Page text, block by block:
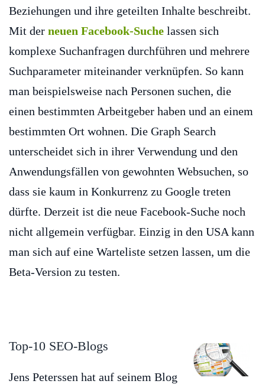
Beziehungen und ihre geteilten Inhalte beschreibt.
Mit der neuen Facebook-Suche lassen sich
komplexe Suchanfragen durchführen und mehrere
Suchparameter miteinander verknüpfen. So kann
man beispielsweise nach Personen suchen, die
einen bestimmten Arbeitgeber haben und an einem
bestimmten Ort wohnen. Die Graph Search
unterscheidet sich in ihrer Verwendung und den
Anwendungsfällen von gewohnten Websuchen, so
dass sie kaum in Konkurrenz zu Google treten
dürfte. Derzeit ist die neue Facebook-Suche noch
nicht allgemein verfügbar. Einzig in den USA kann
man sich auf eine Warteliste setzen lassen, um die
Beta-Version zu testen.
Top-10 SEO-Blogs
Jens Peterssen hat auf seinem Blog